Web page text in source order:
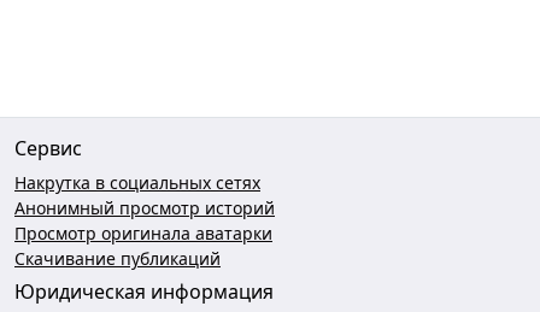
Сервис
Накрутка в социальных сетях
Анонимный просмотр историй
Просмотр оригинала аватарки
Скачивание публикаций
Юридическая информация